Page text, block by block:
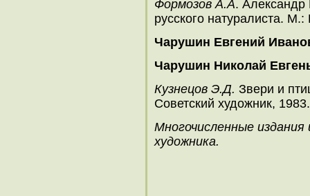
Формозов А.А.
русского натуралиста.
Чарушин Евгений
Чарушин Николай
Кузнецов Э.Д. Звери и
Советский художник, 1983.
Многочисленные издания
художника.